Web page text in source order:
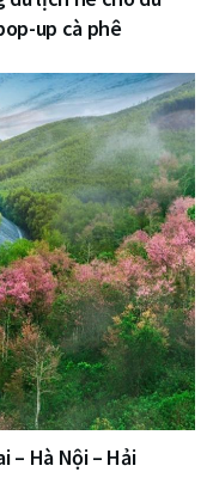
up cà phê
– Hà Nội – Hải